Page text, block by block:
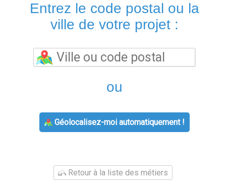
Entrez le code postal ou la
ville de votre projet :
ou
Géolocalisez-moi automatiquement !
Retour à la liste des métiers